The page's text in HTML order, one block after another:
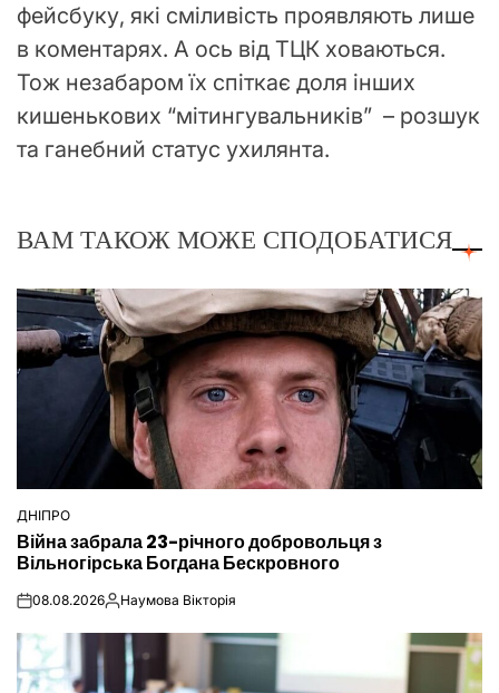
фейсбуку, які сміливість проявляють лише
в коментарях. А ось від ТЦК ховаються.
Тож незабаром їх спіткає доля інших
кишенькових “мітингувальників” – розшук
та ганебний статус ухилянта.
ВАМ ТАКОЖ МОЖЕ СПОДОБАТИСЯ
ОПУБЛІКУВАТИ
У
ДНІПРО
Війна забрала 23-річного добровольця з
Вільногірська Богдана Бескровного
on08.08.2026Опубліковано
Наумова Вікторія